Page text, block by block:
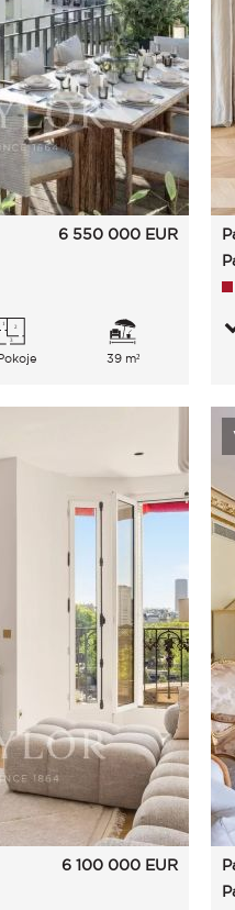
6 550 000 EUR
39 m²
6 100 000 EUR